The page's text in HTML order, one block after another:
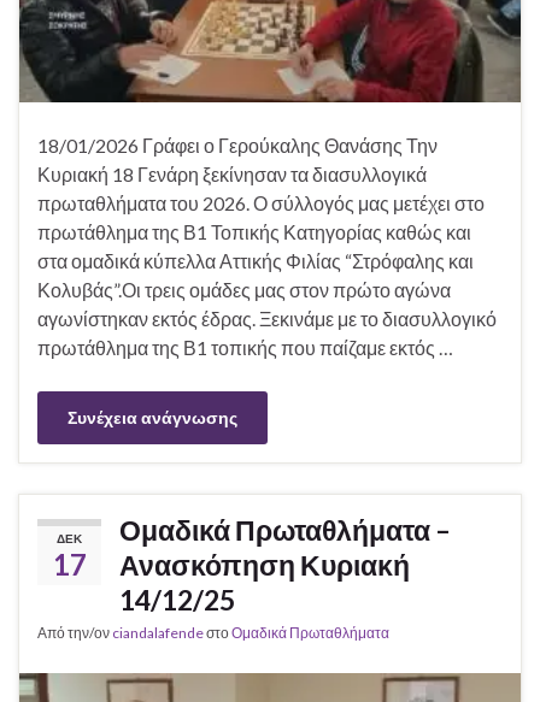
18/01/2026 Γράφει ο Γερούκαλης Θανάσης Την
Κυριακή 18 Γενάρη ξεκίνησαν τα διασυλλογικά
πρωταθλήματα του 2026. Ο σύλλογός μας μετέχει στο
πρωτάθλημα της Β1 Τοπικής Κατηγορίας καθώς και
στα ομαδικά κύπελλα Αττικής Φιλίας “Στρόφαλης και
Κολυβάς”.Οι τρεις ομάδες μας στον πρώτο αγώνα
αγωνίστηκαν εκτός έδρας. Ξεκινάμε με το διασυλλογικό
πρωτάθλημα της Β1 τοπικής που παίζαμε εκτός …
Συνέχεια ανάγνωσης
ΔΕΚ
17
Ομαδικά Πρωταθλήματα –
Ανασκόπηση Κυριακή
14/12/25
Από την/ον ciandalafendeστοΟμαδικά Πρωταθλήματα